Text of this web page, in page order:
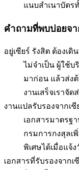
แนบสำเนาบัตร
คำถามที่พบบ่อยจา
อยู่เซียร์ รังสิต ต้องเ
ไม่จำเป็น ผู้ใช้
มาก่อน แล้วส่ง
งานเสร็จเราจั
งานแปลรับรองจากเ
เอกสารมาตรฐ
กรมการกงสุลเ
พิเศษได้เมื่อแจ้
เอกสารที่รับรองจาก